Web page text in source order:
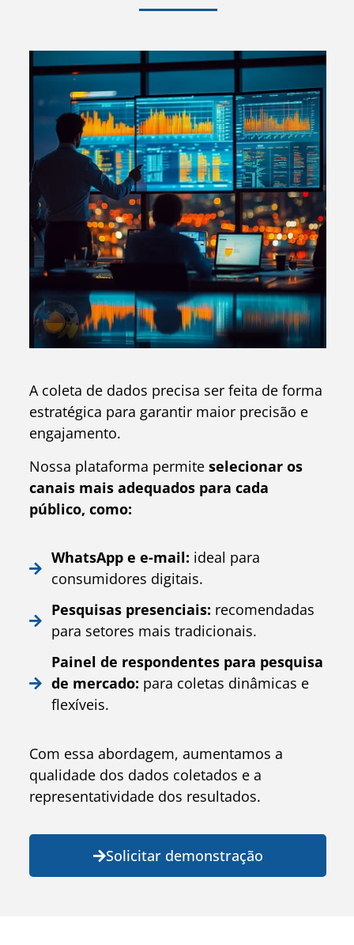
A coleta de dados precisa ser feita de forma
estratégica para garantir maior precisão e
engajamento.
Nossa plataforma permite selecionar os
canais mais adequados para cada
público, como:
WhatsApp e e-mail: ideal para
consumidores digitais.
Pesquisas presenciais: recomendadas
para setores mais tradicionais.
Painel de respondentes para pesquisa
de mercado: para coletas dinâmicas e
flexíveis.
Com essa abordagem, aumentamos a
qualidade dos dados coletados e a
representatividade dos resultados.
Solicitar demonstração